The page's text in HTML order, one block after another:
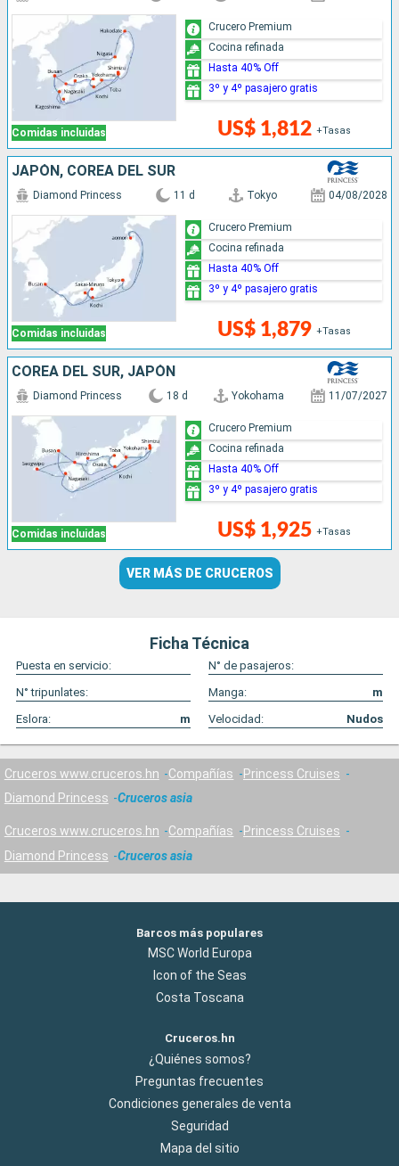
Comidas incluidas US$ 1,812 +Tasas
Crucero Premium
Cocina refinada
Hasta 40% Off
3º y 4º pasajero gratis
JAPÓN, COREA DEL SUR
Comidas incluidas
Diamond Princess 11 d Tokyo 04/08/2028
US$ 1,879 +Tasas
Crucero Premium
Cocina refinada
Hasta 40% Off
3º y 4º pasajero gratis
COREA DEL SUR, JAPÓN
Comidas incluidas
Diamond Princess 18 d Yokohama 11/07/2027
US$ 1,925 +Tasas
Crucero Premium
Cocina refinada
Hasta 40% Off
3º y 4º pasajero gratis
VER MÁS DE CRUCEROS
Ficha Técnica
Puesta en servicio:
N° de pasajeros:
N° tripunlates:
Manga:
m
Eslora:
m Velocidad: Nudos
Cruceros www.cruceros.hn Compañías
Princess Cruises
Diamond Princess
Cruceros asia
Cruceros www.cruceros.hn Compañías
Princess Cruises
Diamond Princess
Cruceros asia
Barcos más populares
MSC World Europa
Icon of the Seas
Costa Toscana
Cruceros.hn
¿Quiénes somos?
Preguntas frecuentes
Condiciones generales de venta
Seguridad
Mapa del sitio